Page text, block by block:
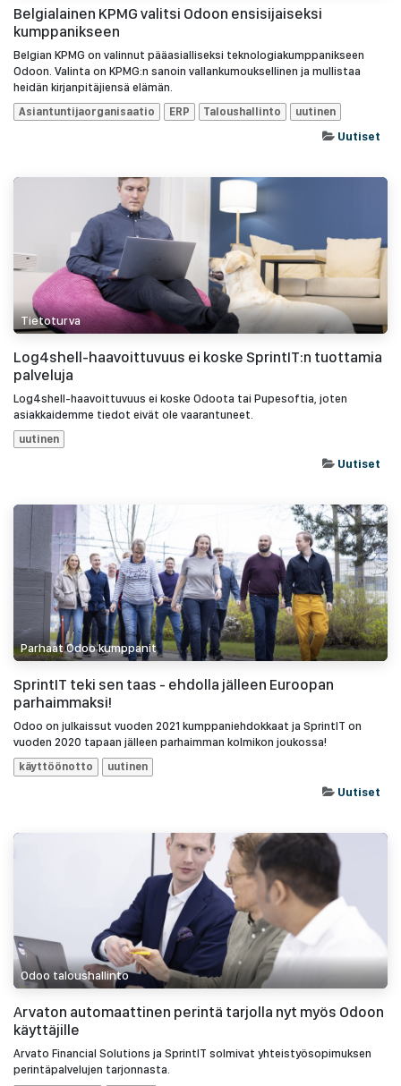
Belgialainen KPMG valitsi Odoon ensisijaiseksi
kumppanikseen
Belgian KPMG on valinnut pääasialliseksi teknologiakumppanikseen
Odoon. Valinta on KPMG:n sanoin vallankumouksellinen ja mullistaa
heidän kirjanpitäjiensä elämän.
Asiantuntijaorganisaatio
ERP Taloushallinto uutinen
Uutiset
Tietoturva
Log4shell-haavoittuvuus ei koske SprintIT:n tuottamia
palveluja
Log4shell-haavoittuvuus ei koske Odoota tai Pupesoftia, joten
asiakkaidemme tiedot eivät ole vaarantuneet.
uutinen
Uutiset
Parhaat Odoo kumppanit
SprintIT teki sen taas - ehdolla jälleen Euroopan
parhaimmaksi!
Odoo on julkaissut vuoden 2021 kumppaniehdokkaat ja SprintIT on
vuoden 2020 tapaan jälleen parhaimman kolmikon joukossa!
käyttöönotto
uutinen
Uutiset
Odoo taloushallinto
Arvaton automaattinen perintä tarjolla nyt myös Odoon
käyttäjille
Arvato Financial Solutions ja SprintIT solmivat yhteistyösopimuksen
perintäpalvelujen tarjonnasta.